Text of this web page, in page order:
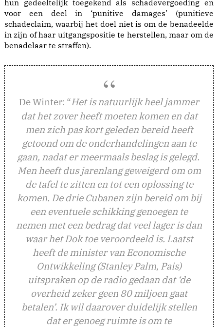
hun gedeeltelijk toegekend als schadevergoeding en
voor een deel in ‘punitive damages’ (punitieve
schadeclaim, waarbij het doel niet is om de benadeelde
in zijn of haar uitgangspositie te herstellen, maar om de
benadelaar te straffen).
De Winter: “Het is natuurlijk heel jammer
dat het zover heeft moeten komen en dat
men zich pas kort geleden bereid heeft
getoond om de onderhandelingen aan te
gaan, nadat er meermaals beslag is gelegd.
Men heeft dus jarenlang geweigerd om om
de tafel te zitten en tot een oplossing te
komen. De drie Cubanen zijn bereid om bij
een eventuele schikking genoegen te
nemen met een bedrag dat veel lager is dan
waar het Dok toe veroordeeld is. Laatst
heeft de minister van Economische
Ontwikkeling (Stanley Palm, Pais)
uitspraken op de radio gedaan dat ‘de
overheid zeker geen 80 miljoen gaat
betalen’. Ik wil daarover duidelijk stellen
dat er genoeg ruimte is om te